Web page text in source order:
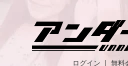
ログイン 無料